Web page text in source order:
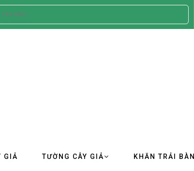
GIẢ TƯỜNG CÂY GIẢ KHĂN TRẢI BÀN